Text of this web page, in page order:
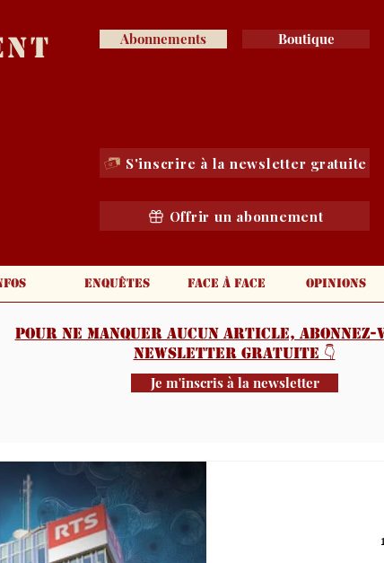
Abonnements Boutique
S'inscrire à la newsletter gratuite
Offrir un abonnement
Enquêtes Face à face Opinions
Pour ne manquer aucun article, abonnez-
newsletter gratuite 👇️
Je m'inscris à la newsletter